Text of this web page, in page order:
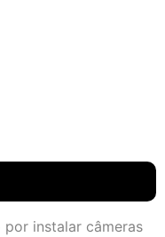
instalar câmeras